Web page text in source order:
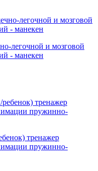
легочной и мозговой
- манекен
тренажер
пружинно-